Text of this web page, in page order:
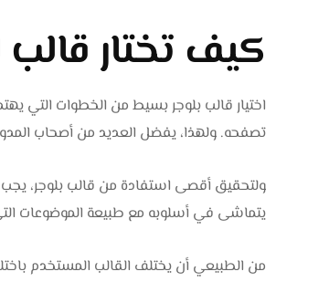
كيف تختار قالب
اختيار قالب بلوجر بسيط من الخطوات التي
تصفحه. ولهذا، يفضل العديد من أصحاب
ولتحقيق أقصى استفادة من قالب بلوجر،
يتماشى في أسلوبه مع طبيعة الموضوعات التي
من الطبيعي أن يختلف القالب المستخدم